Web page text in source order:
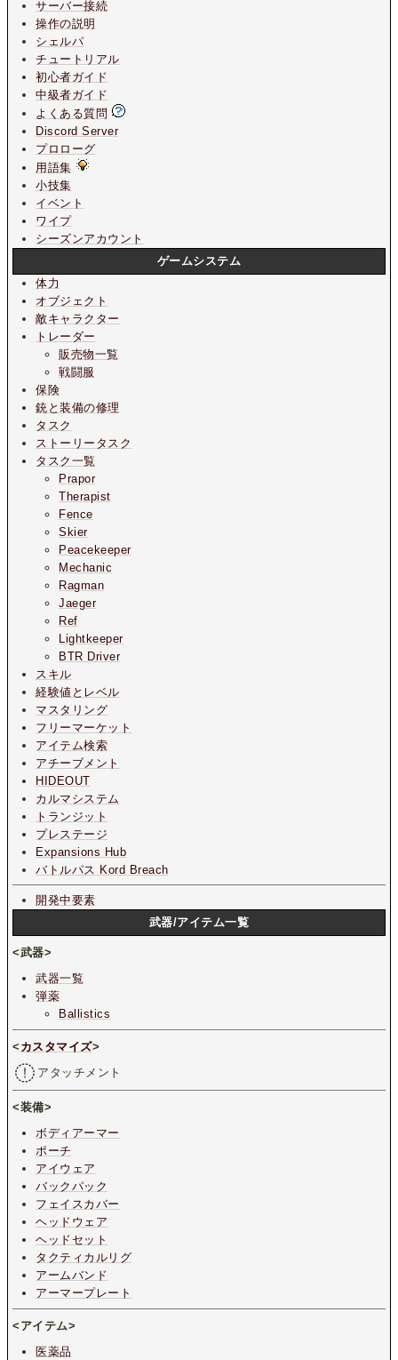
サーバー接続
操作の説明
シェルパ
チュートリアル
初心者ガイド
中級者ガイド
よくある質問
Discord Server
プロローグ
用語集
小技集
イベント
ワイプ
シーズンアカウント
ゲームシステム
体力
オブジェクト
敵キャラクター
トレーダー
販売物一覧
戦闘服
保険
銃と装備の修理
タスク
ストーリータスク
タスク一覧
Prapor
Therapist
Fence
Skier
Peacekeeper
Mechanic
Ragman
Jaeger
Ref
Lightkeeper
BTR Driver
スキル
経験値とレベル
マスタリング
フリーマーケット
アイテム検索
アチーブメント
HIDEOUT
カルマシステム
トランジット
プレステージ
Expansions Hub
バトルパス Kord Breach
開発中要素
武器/アイテム一覧
<武器>
武器一覧
弾薬
Ballistics
< カスタマイズ>
アタッチメント
<装備>
ボディアーマー
ポーチ
アイウェア
バックパック
フェイスカバー
ヘッドウェア
ヘッドセット
タクティカルリグ
アームバンド
アーマープレート
<アイテム>
医薬品